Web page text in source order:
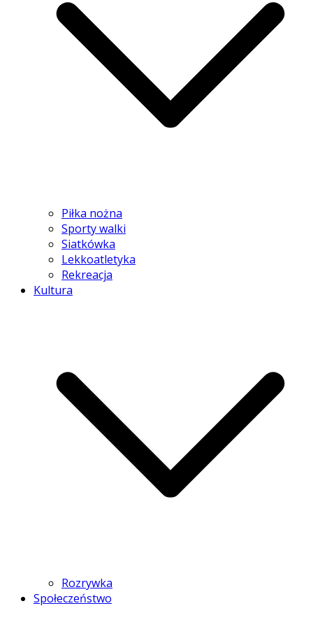
Piłka nożna
Sporty walki
Siatkówka
Lekkoatletyka
Rekreacja
Kultura
Rozrywka
Społeczeństwo